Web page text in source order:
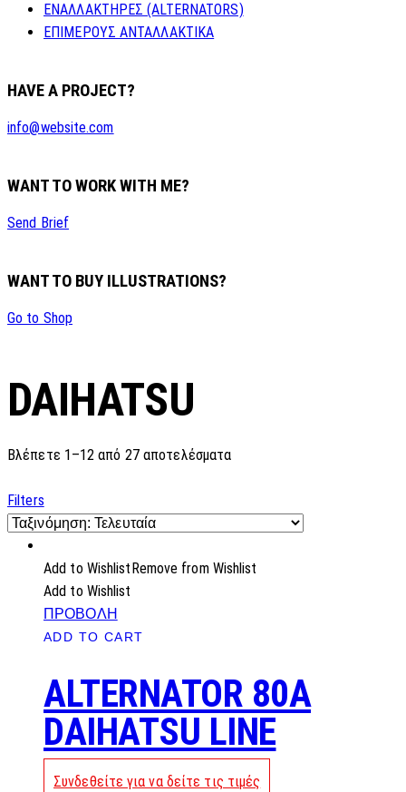
ΕΝΑΛΛΑΚΤΗΡΕΣ (ALTERNATORS)
ΕΠΙΜΕΡΟΥΣ ΑΝΤΑΛΛΑΚΤΙΚΑ
HAVE A PROJECT?
info@website.com
WANT TO WORK WITH ME?
Send Brief
WANT TO BUY ILLUSTRATIONS?
Go to Shop
DAIHATSU
Βλέπετε 1–12 από 27 αποτελέσματαSorted
Filters
Add to Wishlist Remove from Wishlist
Add to Wishlist
ΠΡΟΒΟΛΗ
ADD TO CART
ALTERNATOR 80A
DAIHATSU LINE
Συνδεθείτε για να δείτε τις τιμές